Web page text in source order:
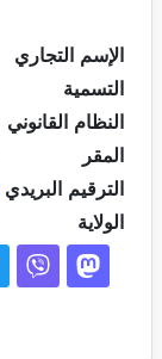
الإسم التجاري
التسمية
النظام القانوني
المقر
الترقيم البريدي
الولاية